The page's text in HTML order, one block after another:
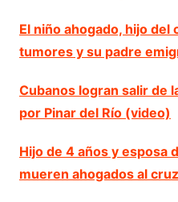
El niño ahogado, hijo del
tumores y su padre
Cubanos logran salir de
por Pinar del Río (video)
Hijo de 4 años y esposa
mueren ahogados al